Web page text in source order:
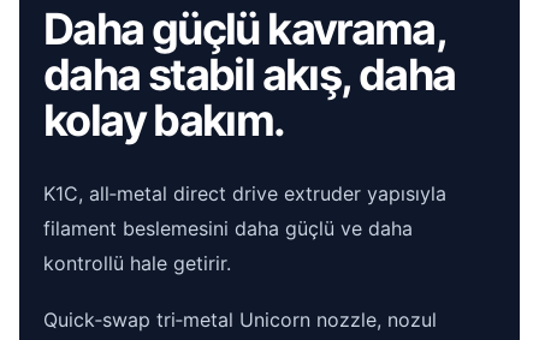
Daha güçlü kavrama,
daha stabil akış, daha
kolay bakım.
K1C, all‑metal direct drive extruder yapısıyla
filament beslemesini daha güçlü ve daha
kontrollü hale getirir.
Quick‑swap tri‑metal Unicorn nozzle, nozul